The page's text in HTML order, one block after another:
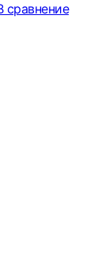
сравнение